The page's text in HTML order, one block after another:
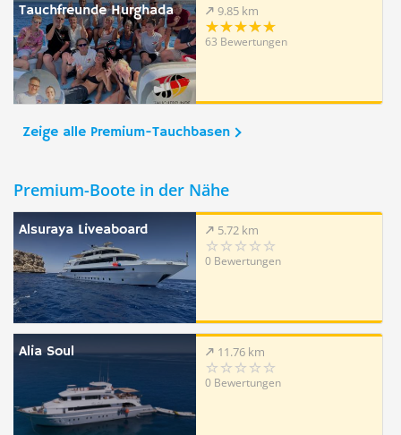
Tauchfreunde Hurghada 9.85 km
63 Bewertungen
Zeige alle Premium-Tauchbasen
Premium-Boote in der Nähe
Alsuraya Liveaboard 5.72 km
0 Bewertungen
Alia Soul 11.76 km
0 Bewertungen